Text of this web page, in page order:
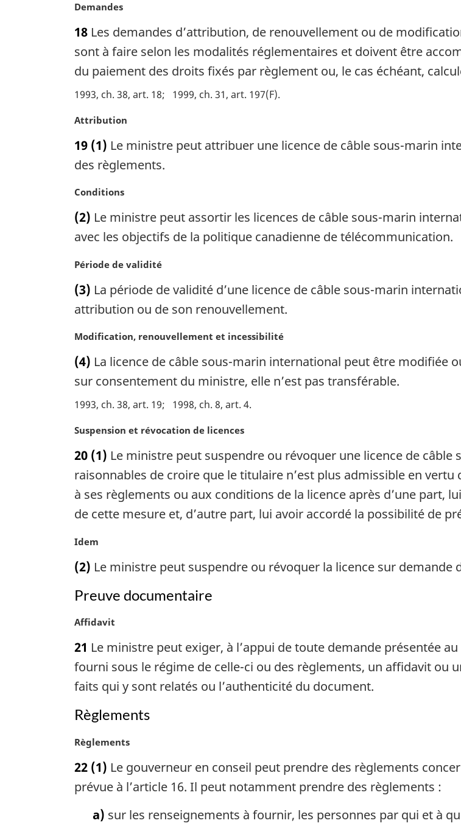
g
i
a
l
:
N
t
e
a
r
i
a
l
:
Demandes
18 Les demandes d’attribution, de renouvellement ou de
sont à faire selon les modalités réglementaires et doivent être
du paiement des droits fixés par règlement ou, le cas échéant,
1993, ch. 38, art. 18 1999, ch. 31, art. 197(F)
N
t
e
a
g
i
a
e
Attribution
19 (1) Le ministre peut attribuer une licence de câble sous-marin
des règlements.
N
t
e
a
g
i
a
e
Conditions
(2) Le ministre peut assortir les licences de câble sous-marin
avec les objectifs de la politique canadienne de télécommunication.
N
t
e
a
g
i
a
e
Période de validité
(3) La période de validité d’une licence de câble sous-marin
attribution ou de son renouvellement.
N
t
e
a
g
i
n
a
l
:
Modification, renouvellement et incessibilité
(4) La licence de câble sous-marin international peut être modifiée
sur consentement du ministre, elle n’est pas transférable.
1993, ch. 38, art. 19 1998, ch. 8, art. 4
N
t
e
a
r
i
a
e
Suspension et révocation de licences
20 (1) Le ministre peut suspendre ou révoquer une licence de
raisonnables de croire que le titulaire n’est plus admissible en
à ses règlements ou aux conditions de la licence après d’une part,
de cette mesure et, d’autre part, lui avoir accordé la possibilité de
N
t
m
r
i
n
a
e
:
Idem
(2) Le ministre peut suspendre ou révoquer la licence sur
Preuve documentaire
N
t
e
a
g
n
a
e
Affidavit
21 Le ministre peut exiger, à l’appui de toute demande présentée
fourni sous le régime de celle-ci ou des règlements, un affidavit ou
faits qui y sont relatés ou l’authenticité du document.
Règlements
N
t
e
m
Règlements
22 (1) Le gouverneur en conseil peut prendre des règlements
prévue à l’article 16. Il peut notamment prendre des règlements :
a) sur les renseignements à fournir, les personnes par qui et à